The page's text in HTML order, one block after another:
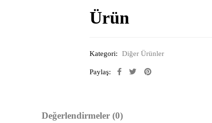
Ürün
Kategori: Diğer Ürünler
Paylaş:
Değerlendirmeler (0)